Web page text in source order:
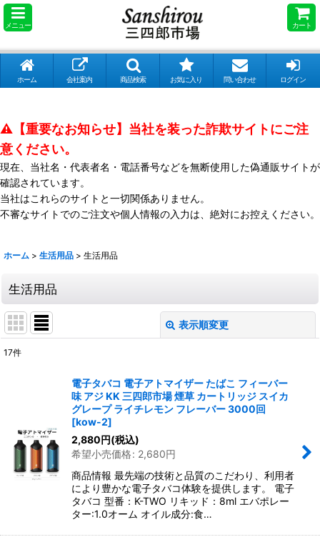
メニュー カート
ホーム 会社案内 商品検索 お気に入り 問い合わせ ログイン
⚠️【重要なお知らせ】当社を装った詐欺サイトにご注
意ください。
現在、当社名・代表者名・電話番号などを無断使用した偽通販サイトが
確認されています。
当社はこれらのサイトと一切関係ありません。
不審なサイトでのご注文や個人情報の入力は、絶対にお控えください。
ホーム > 生活用品 > 生活用品
生活用品
表示順変更
17件
電子タバコ 電子アトマイザー たばこ フィーバー
味 アジ KK 三四郎市場 煙草 カートリッジ スイカ
グレープ ライチレモン フレーバー 3000回
[kow-2]
2,880円(税込)
希望小売価格: 2,680円
商品情報 最先端の技術と品質のこだわり、利用者
により豊かな電子タバコ体験を提供します。 電子
タバコ 型番：K-TWO リキッド：8ml エバポレー
ター:1.0オーム オイル成分:食…